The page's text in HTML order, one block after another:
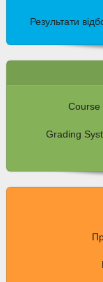
Результати
Course
Grading